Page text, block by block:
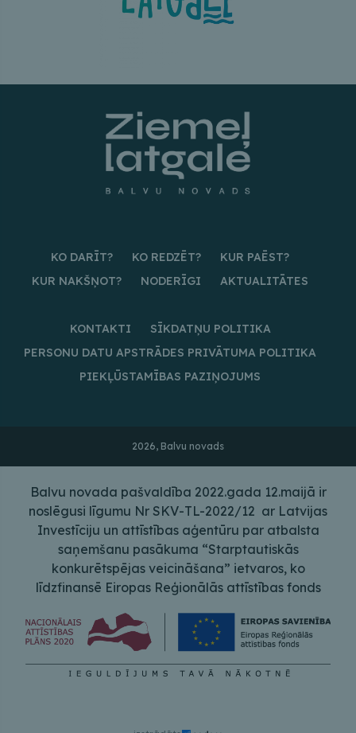
KO DARĪT? KO REDZĒT?
KUR PAĒST?
KUR NAKŠŅOT?
NODERĪGI AKTUALITĀTES
KONTAKTI
SĪKDATŅU POLITIKA
PERSONU DATU APSTRĀDES PRIVĀTUMA POLITIKA
PIEKĻŪSTAMĪBAS PAZIŅOJUMS
2026, Balvu novads
Balvu novada pašvaldība 2022.gada 12.maijā ir
noslēgusi līgumu Nr SKV-TL-2022/12 ar Latvijas
Investīciju un attīstības aģentūru par atbalsta
saņemšanu pasākuma “Starptautiskās
konkurētspējas veicināšana” ietvaros, ko
līdzfinansē Eiropas Reģionālās attīstības fonds